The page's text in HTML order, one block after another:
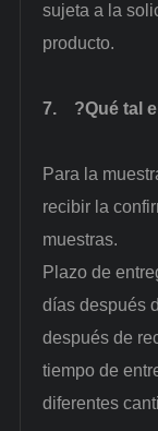
sujeta a la
producto.
7. ?Qué tal
Para la
recibir la
muestras.
Plazo de
días después
después de
tiempo de
diferentes